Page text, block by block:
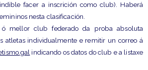
facer a inscrición como club). Haberá
nesta clasificación.
mellor club federado da proba absoluta
atletas individualmente e remitir un correo á
indicando os datos do club e a listaxe